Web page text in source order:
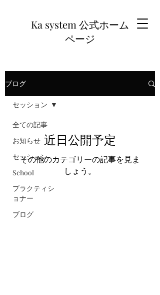
Ka system 公式ホーム
ページ
ブログ
全ての記事
お知らせ
セッション
School
プラクティシ
ョナー
ブログ
セッション
近日公開予定
その他のカテゴリーの記事を見ま
しょう。